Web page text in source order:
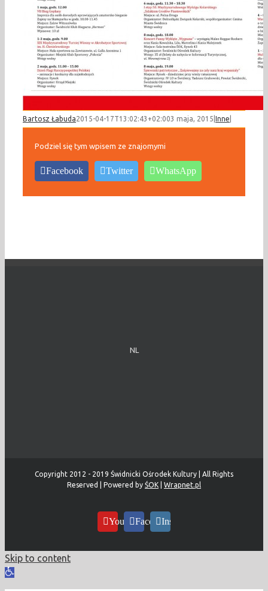
Bartosz Łabuda2015-04-17T13:02:43+02:003 maja, 2015 Inne
Podziel się tym wpisem ze znajomymi
Facebook Twitter WhatsApp
NL
Copyright 2012 - 2019 Świdnicki Ośrodek Kultury | All Rights
Reserved | Powered by ŚOK Wrapnet.pl
YouTubeFacebookInstagram
Skip to content
Open